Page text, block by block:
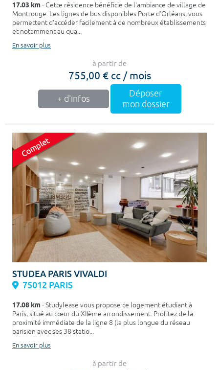
17.03 km- Cette résidence bénéficie de l'ambiance de village de
Montrouge. Les lignes de bus disponibles Porte d'Orléans, vous
permettent d'accéder facilement à de nombreux établissements
et notamment au qua...
En savoir plus
à partir de
755,00 € cc / mois
+ d'infos
Déposer
mon dossier
STUDEA PARIS VIVALDI
75012 PARIS
17.08 km- Studylease vous propose ce logement étudiant à
Paris, situé au cœur du XIIème arrondissement. Profitez de la
proximité immédiate de la ligne 8 (la plus longue du réseau
parisien avec ses 38 statio...
En savoir plus
à partir de